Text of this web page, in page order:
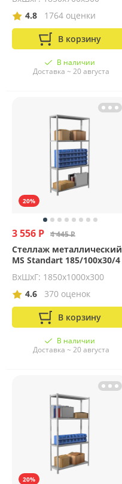
4.8
1764 оценки
В корзину
В наличии
Доставка ~ 20 августа
20%
3 556 Р 4 445 Р
Стеллаж металлический
MS Standart 185/100x30/4
ВхШхГ: 1850х1000х300
4.6
370 оценок
В корзину
В наличии
Доставка ~ 20 августа
20%